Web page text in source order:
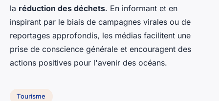
la réduction des déchets. En informant et en
inspirant par le biais de campagnes virales ou de
reportages approfondis, les médias facilitent une
prise de conscience générale et encouragent des
actions positives pour l'avenir des océans.
Tourisme